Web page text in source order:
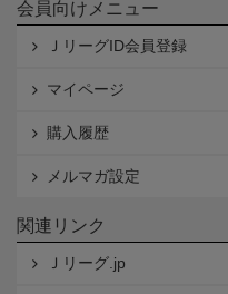
会員向けメニュー
ＪリーグID会員登録
マイページ
購入履歴
メルマガ設定
関連リンク
Ｊリーグ.jp